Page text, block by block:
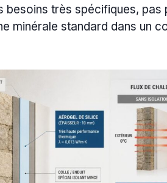
besoins très spécifiques, pas
minérale standard dans un